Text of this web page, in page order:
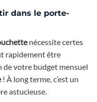
dans le porte-
nécessite certes
rapidement être
de votre budget mensuel
! À long terme, c’est un
astucieuse.